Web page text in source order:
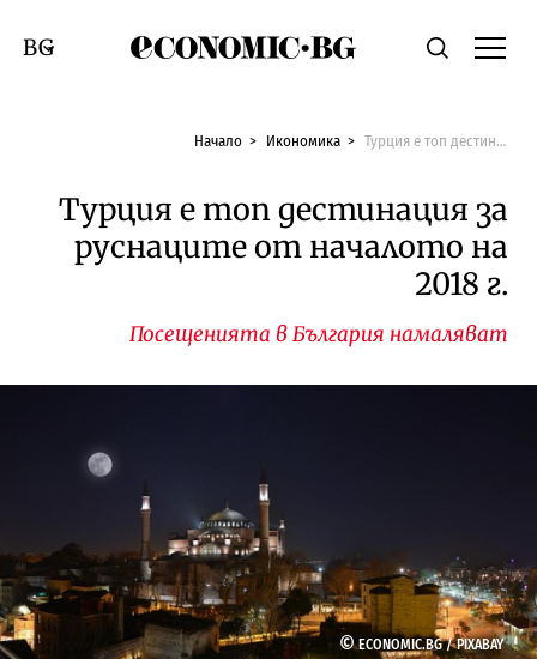
Economic.bgТърсене
Смяна на език
Начало Икономика Турция е топ дестинация за руснаците от началото на 2018 г.
Турция е топ дестинация за
руснаците от началото на
2018 г.
Посещенията в България намаляват
©ECONOMIC.BG /PIXABAY